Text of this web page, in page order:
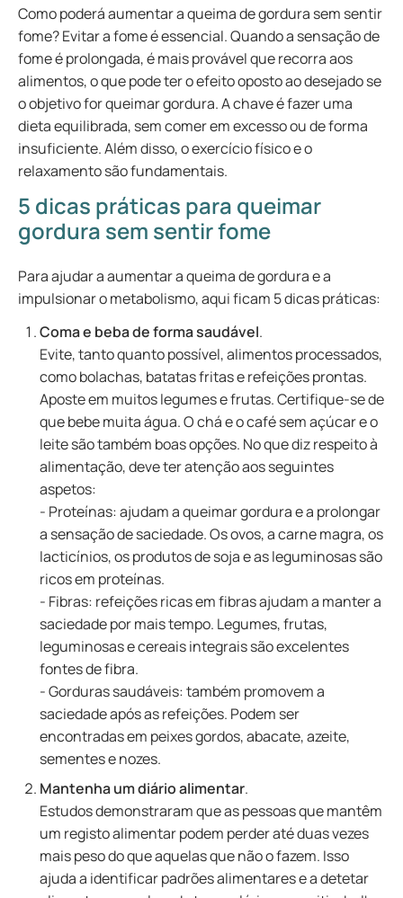
Como poderá aumentar a queima de gordura sem sentir
fome? Evitar a fome é essencial. Quando a sensação de
fome é prolongada, é mais provável que recorra aos
alimentos, o que pode ter o efeito oposto ao desejado se
o objetivo for queimar gordura. A chave é fazer uma
dieta equilibrada, sem comer em excesso ou de forma
insuficiente. Além disso, o exercício físico e o
relaxamento são fundamentais.
5 dicas práticas para queimar
gordura sem sentir fome
Para ajudar a aumentar a queima de gordura e a
impulsionar o metabolismo, aqui ficam 5 dicas práticas:
Coma e beba de forma saudável.
Evite, tanto quanto possível, alimentos processados,
como bolachas, batatas fritas e refeições prontas.
Aposte em muitos legumes e frutas. Certifique-se de
que bebe muita água. O chá e o café sem açúcar e o
leite são também boas opções. No que diz respeito à
alimentação, deve ter atenção aos seguintes
aspetos:
- Proteínas: ajudam a queimar gordura e a prolongar
a sensação de saciedade. Os ovos, a carne magra, os
lacticínios, os produtos de soja e as leguminosas são
ricos em proteínas.
- Fibras: refeições ricas em fibras ajudam a manter a
saciedade por mais tempo. Legumes, frutas,
leguminosas e cereais integrais são excelentes
fontes de fibra.
- Gorduras saudáveis: também promovem a
saciedade após as refeições. Podem ser
encontradas em peixes gordos, abacate, azeite,
sementes e nozes.
Mantenha um diário alimentar.
Estudos demonstraram que as pessoas que mantêm
um registo alimentar podem perder até duas vezes
mais peso do que aquelas que não o fazem. Isso
ajuda a identificar padrões alimentares e a detetar